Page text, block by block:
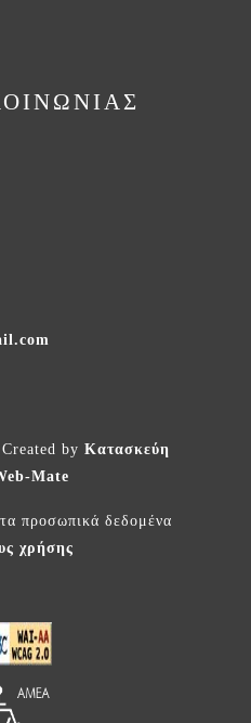
by Κατασκεύη
Mate
προσωπικά δεδομένα
χρήσης